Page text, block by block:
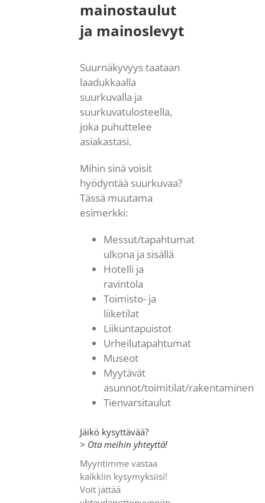
mainostaulut
ja mainoslevyt
Suurnäkyvyys taataan
laadukkaalla
suurkuvalla ja
suurkuvatulosteella,
joka puhuttelee
asiakastasi.
Mihin sinä voisit
hyödyntää suurkuvaa?
Tässä muutama
esimerkki:
Messut/tapahtumat
ulkona ja sisällä
Hotelli ja
ravintola
Toimisto- ja
liiketilat
Liikuntapuistot
Urheilutapahtumat
Museot
Myytävät
asunnot/toimitilat/rakentaminen
Tienvarsitaulut
Jäikö kysyttävää?
> Ota meihin yhteyttä!
Myyntimme vastaa
kaikkiin kysymyksiisi!
Voit jättää